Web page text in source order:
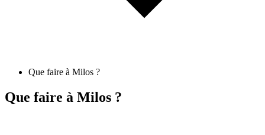
Que faire à Milos ?
Que faire à Milos ?